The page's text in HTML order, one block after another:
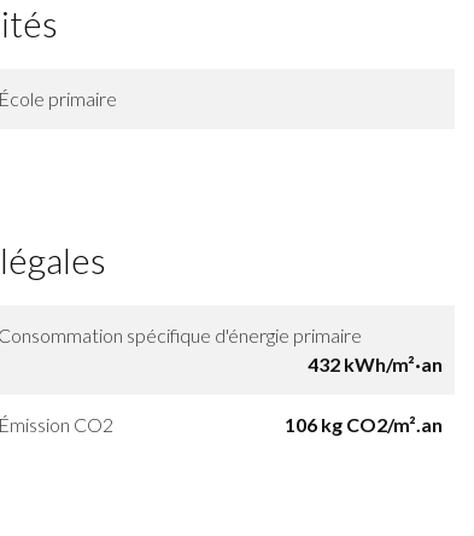
École primaire
Consommation spécifique d'énergie primaire
432 kWh/m²·an
Émission CO2 106 kg CO2/m².an